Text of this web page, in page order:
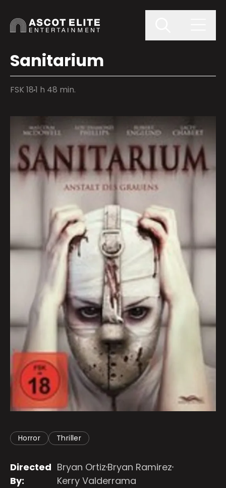
Sanitarium
FSK 181 h 48 min.
Horror Thriller
Directed
By:
Bryan OrtizBryan Ramirez
Kerry Valderrama